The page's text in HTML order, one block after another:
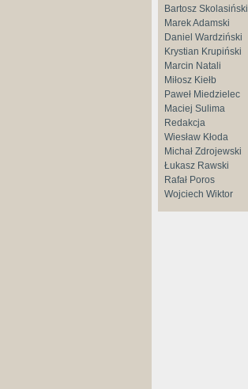
Bartosz Skolasiński
Marek Adamski
Daniel Wardziński
Krystian Krupiński
Marcin Natali
Miłosz Kiełb
Paweł Miedzielec
Maciej Sulima
Redakcja
Wiesław Kłoda
Michał Zdrojewski
Łukasz Rawski
Rafał Poros
Wojciech Wiktor